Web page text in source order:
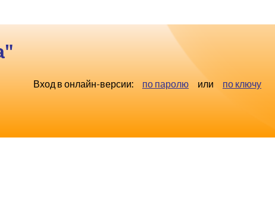
Вход в онлайн-версии: по паролю или по ключу